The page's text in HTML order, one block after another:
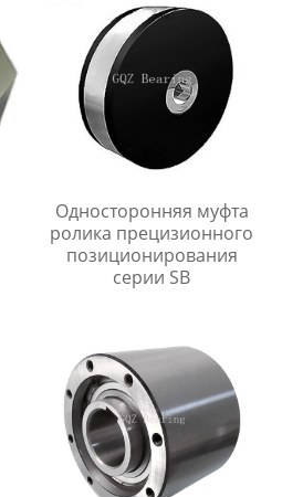
Односторонняя муфта
ролика прецизионного
позиционирования
серии SB